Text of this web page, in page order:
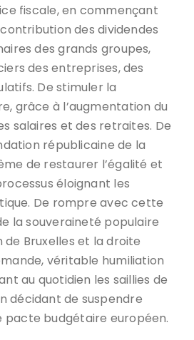
fiscale, en commençant
des dividendes
des grands groupes,
des entreprises, des
De stimuler la
grâce à l’augmentation du
salaires et des retraites. De
républicaine de la
de restaurer l’égalité et
éloignant les
De rompre avec cette
la souveraineté populaire
de Bruxelles et la droite
véritable humiliation
au quotidien les saillies de
décidant de suspendre
budgétaire européen.